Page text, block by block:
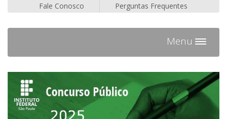
Fale Conosco
Perguntas Frequentes
Menu